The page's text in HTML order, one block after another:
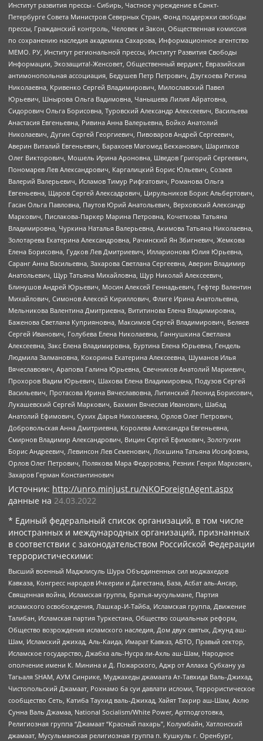
Институт развития прессы - Сибирь, Частное учреждение в Санкт-
Петербурге Совета Министров Северных Стран, Фонд поддержки свободы
прессы, Гражданский контроль, Человек и Закон, Общественная комиссия
по сохранению наследия академика Сахарова, Информационное агентство
МЕМО. РУ, Институт региональной прессы, Институт Развития Свободы
Информации, Экозащита!-Женсовет, Общественный вердикт, Евразийская
антимонопольная ассоциация, Бедушев Петр Петрович, Дзугкоева Регина
Николаевна, Кривенко Сергей Владимирович, Милославский Павел
Юрьевич, Шнырова Ольга Вадимовна, Чанышева Лилия Айратовна,
Сидорович Ольга Борисовна, Туровский Александр Алексеевич, Васильева
Анастасия Евгеньевна, Ривина Анна Валерьевна, Бойко Анатолий
Николаевич, Дугин Сергей Георгиевич, Пивоваров Андрей Сергеевич,
Аверин Виталий Евгеньевич, Барахоев Магомед Бекханович, Шарипков
Олег Викторович, Мошель Ирина Ароновна, Шведов Григорий Сергеевич,
Пономарев Лев Александрович, Каргалицкий Борис Юльевич, Созаев
Валерий Валерьевич, Исламов Тимур Рифгатович, Романова Ольга
Евгеньевна, Щаров Сергей Алексадрович, Цирульников Борис Альбертович,
Гасан Ольга Павловна, Паутов Юрий Анатольевич, Верховский Александр
Маркович, Пислакова-Паркер Марина Петровна, Кочеткова Татьяна
Владимировна, Чуркина Наталья Валерьевна, Акимова Татьяна Николаевна,
Золотарева Екатерина Александровна, Рачинский Ян Збигневич, Жемкова
Елена Борисовна, Гудков Лев Дмитриевич, Илларионова Юлия Юрьевна,
Саранг Анна Васильевна, Захарова Светлана Сергеевна, Аверин Владимир
Анатольевич, Щур Татьяна Михайловна, Щур Николай Алексеевич,
Блинушов Андрей Юрьевич, Мосин Алексей Геннадьевич, Гефтер Валентин
Михайлович, Симонов Алексей Кириллович, Флиге Ирина Анатольевна,
Мельникова Валентина Дмитриевна, Вититинова Елена Владимировна,
Баженова Светлана Куприяновна, Максимов Сергей Владимирович, Беляев
Сергей Иванович, Голубева Елена Николаевна, Ганнушкина Светлана
Алексеевна, Закс Елена Владимировна, Буртина Елена Юрьевна, Гендель
Людмила Залмановна, Кокорина Екатерина Алексеевна, Шуманов Илья
Вячеславович, Арапова Галина Юрьевна, Свечников Анатолий Мариевич,
Прохоров Вадим Юрьевич, Шахова Елена Владимировна, Подузов Сергей
Васильевич, Протасова Ирина Вячеславовна, Литинский Леонид Борисович,
Лукашевский Сергей Маркович, Бахмин Вячеслав Иванович, Шабад
Анатолий Ефимович, Сухих Дарья Николаевна, Орлов Олег Петрович,
Добровольская Анна Дмитриевна, Королева Александра Евгеньевна,
Смирнов Владимир Александрович, Вицин Сергей Ефимович, Золотухин
Борис Андреевич, Левинсон Лев Семенович, Локшина Татьяна Иосифовна,
Орлов Олег Петрович, Полякова Мара Федоровна, Резник Генри Маркович,
Захаров Герман Константинович
Источник: http://unro.minjust.ru/NKOForeignAgent.aspx
данные на 24.03.2022
* Единый федеральный список организаций, в том числе
иностранных и международных организаций, признанных
в соответствии с законодательством Российской Федерации
террористическими:
Высший военный Маджлисуль Шура Объединенных сил моджахедов
Кавказа, Конгресс народов Ичкерии и Дагестана, База, Асбат аль-Ансар,
Священная война, Исламская группа, Братья-мусульмане, Партия
исламского освобождения, Лашкар-И-Тайба, Исламская группа, Движение
Талибан, Исламская партия Туркестана, Общество социальных реформ,
Общество возрождения исламского наследия, Дом двух святых, Джунд аш-
Шам, Исламский джихад, Аль-Каида, Имарат Кавказ, АБТО, Правый сектор,
Исламское государство, Джабха аль-Нусра ли-Ахль аш-Шам, Народное
ополчение имени К. Минина и Д. Пожарского, Аджр от Аллаха Субхану уа
Тагьаля SHAM, АУМ Синрике, Муджахеды джамаата Ат-Тавхида Валь-Джихад,
Чистопольский Джамаат, Рохнамо ба суи давлати исломи, Террористическое
сообщество Сеть, Катиба Таухид валь-Джихад, Хайят Тахрир аш-Шам, Ахлю
Сунна Валь Джамаа, National Socialism/White Power, Артподготовка,
Религиозная группа “Джамаат “Красный пахарь”, Колумбайн, Хатлонский
джамаат, Мусульманская религиозная группа п. Кушкуль г. Оренбург,